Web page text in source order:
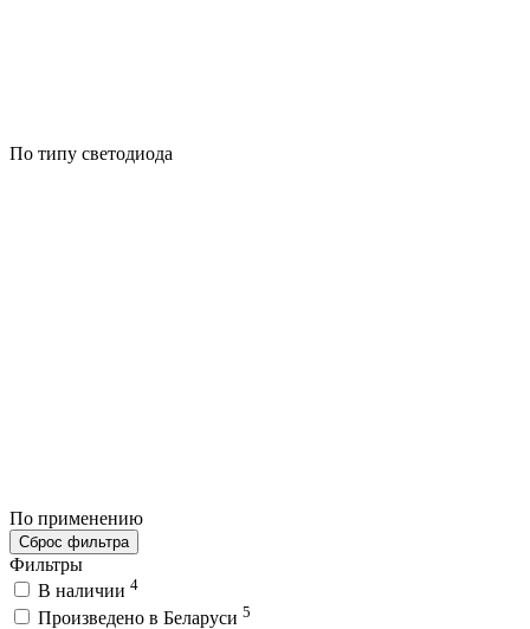
По типу светодиода
По применению
Сброс фильтра
Фильтры
В наличии 4
Произведено в Беларуси 5